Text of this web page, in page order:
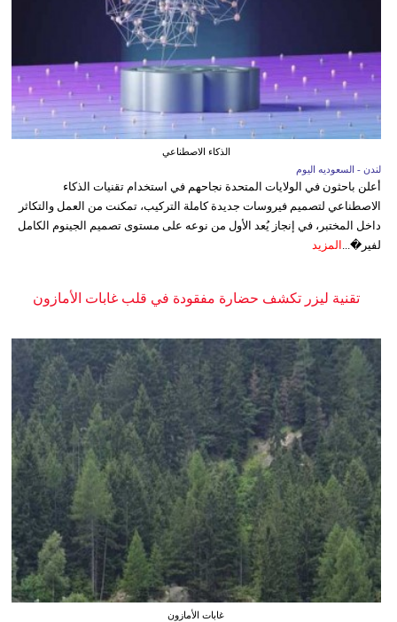
الذكاء الاصطناعي
لندن - السعوديه اليوم
أعلن باحثون في الولايات المتحدة نجاحهم في استخدام تقنيات الذكاء
الاصطناعي لتصميم فيروسات جديدة كاملة التركيب، تمكنت من العمل والتكاثر
داخل المختبر، في إنجاز يُعد الأول من نوعه على مستوى تصميم الجينوم الكامل
لفير�... المزيد
تقنية ليزر تكشف حضارة مفقودة في قلب غابات الأمازون
غابات الأمازون